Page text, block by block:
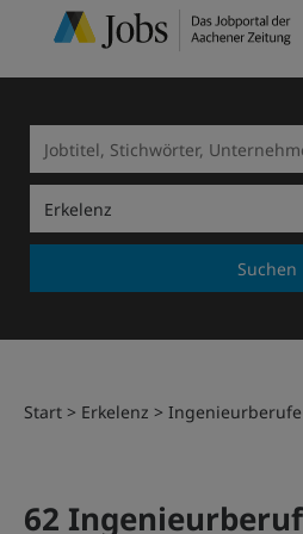
Suchen
Start Erkelenz
62